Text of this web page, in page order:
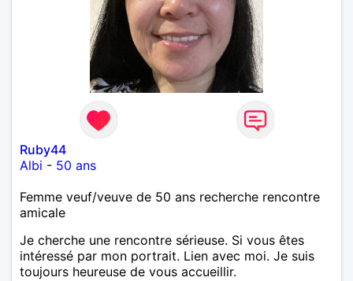
Ruby44
Albi - 50 ans
Femme veuf/veuve de 50 ans recherche rencontre
amicale
Je cherche une rencontre sérieuse. Si vous êtes
intéressé par mon portrait. Lien avec moi. Je suis
toujours heureuse de vous accueillir.